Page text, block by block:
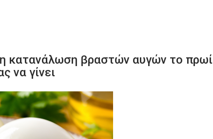
η κατανάλωση βραστών αυγών το πρωί
να γίνει